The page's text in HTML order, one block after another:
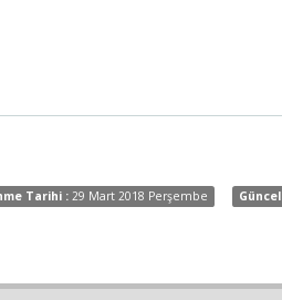
Tarihi : 29 Mart 2018 Perşembe